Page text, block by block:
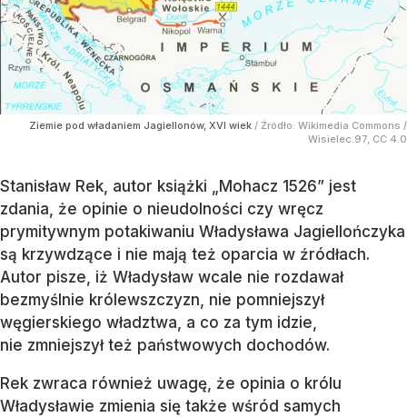
Ziemie pod władaniem Jagiellonów, XVI wiek / Źródło: Wikimedia Commons /
Wisielec.97, CC 4.0
Stanisław Rek, autor książki „Mohacz 1526” jest
zdania, że opinie o nieudolności czy wręcz
prymitywnym potakiwaniu Władysława Jagiellończyka
są krzywdzące i nie mają też oparcia w źródłach.
Autor pisze, iż Władysław wcale nie rozdawał
bezmyślnie królewszczyzn, nie pomniejszył
węgierskiego władztwa, a co za tym idzie,
nie zmniejszył też państwowych dochodów.
Rek zwraca również uwagę, że opinia o królu
Władysławie zmienia się także wśród samych